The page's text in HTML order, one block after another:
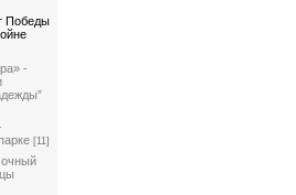
Победы
-
[11]